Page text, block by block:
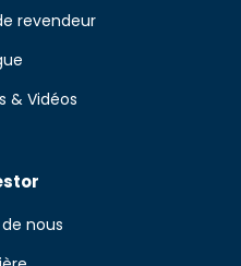
revendeur
& Vidéos
nous